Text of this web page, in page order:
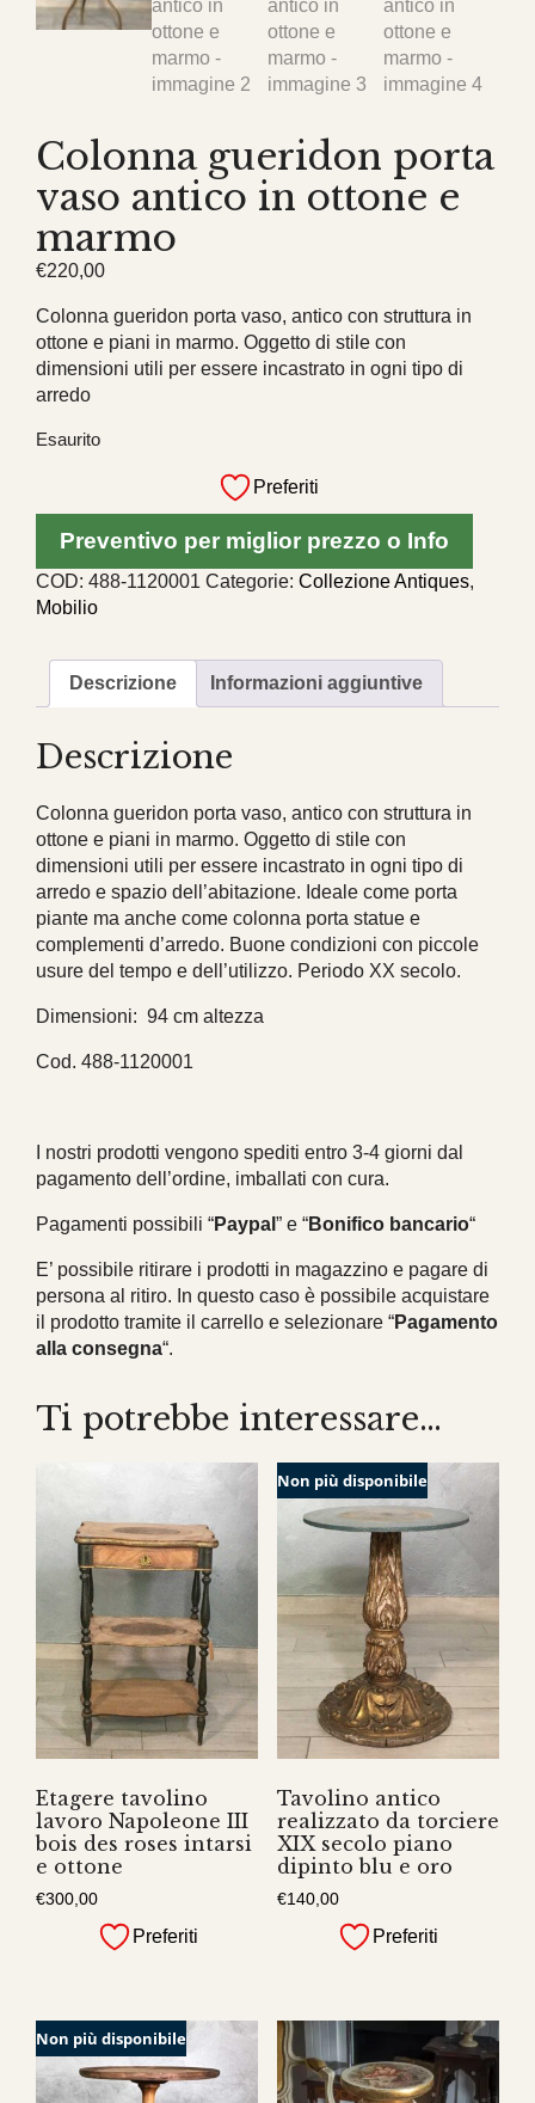
Colonna gueridon porta
vaso antico in ottone e
marmo
€220,00
Colonna gueridon porta vaso, antico con struttura in
ottone e piani in marmo. Oggetto di stile con
dimensioni utili per essere incastrato in ogni tipo di
arredo
Esaurito
Preferiti
Preventivo per miglior prezzo o Info
COD: 488-1120001 Categorie: Collezione Antiques,
Mobilio
Descrizione Informazioni aggiuntive
Descrizione
Colonna gueridon porta vaso, antico con struttura in
ottone e piani in marmo. Oggetto di stile con
dimensioni utili per essere incastrato in ogni tipo di
arredo e spazio dell’abitazione. Ideale come porta
piante ma anche come colonna porta statue e
complementi d’arredo. Buone condizioni con piccole
usure del tempo e dell’utilizzo. Periodo XX secolo.
Dimensioni: 94 cm altezza
Cod. 488-1120001
I nostri prodotti vengono spediti entro 3-4 giorni dal
pagamento dell’ordine, imballati con cura.
Pagamenti possibili “Paypal ” e “Bonifico bancario“
E’ possibile ritirare i prodotti in magazzino e pagare di
persona al ritiro. In questo caso è possibile acquistare
il prodotto tramite il carrello e selezionare “Pagamento
alla consegna“.
Ti potrebbe interessare…
Etagere tavolino
lavoro Napoleone III
bois des roses intarsi
e ottone
€300,00
Preferiti
Non più disponibile
Tavolino antico
realizzato da torciere
XIX secolo piano
dipinto blu e oro
€140,00
Preferiti
Non più disponibile